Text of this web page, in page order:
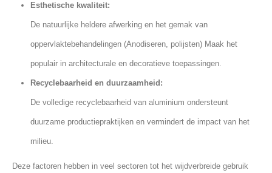
Esthetische kwaliteit:
De natuurlijke heldere afwerking en het gemak van
oppervlaktebehandelingen (Anodiseren, polijsten) Maak het
populair in architecturale en decoratieve toepassingen.
Recyclebaarheid en duurzaamheid:
De volledige recyclebaarheid van aluminium ondersteunt
duurzame productiepraktijken en vermindert de impact van het
milieu.
Deze factoren hebben in veel sectoren tot het wijdverbreide gebruik